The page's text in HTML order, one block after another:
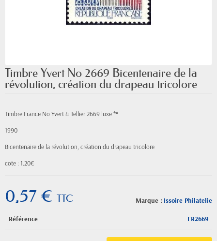
Timbre Yvert No 2669 Bicentenaire de la
révolution, création du drapeau tricolore
Timbre France No Yvert & Tellier 2669 luxe **
1990
Bicentenaire de la révolution, création du drapeau tricolore
cote : 1.20€
Marque : Issoire Philatelie
0,57 € TTC
Référence FR2669